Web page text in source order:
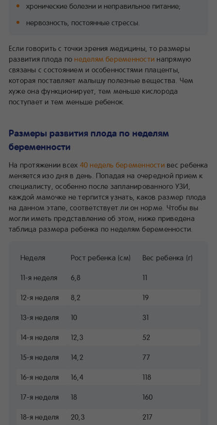
хронические болезни и неправильное питание;
нервозность, постоянные стрессы.
Если говорить с точки зрения медицины, то размеры
развития плода по неделям беременности напрямую
связаны с состоянием и особенностями плаценты,
которая поставляет малышу полезные вещества. Чем
хуже она функционирует, тем меньше кислорода
поступает и тем меньше ребенок.
Размеры развития плода по неделям
беременности
На протяжении всех 40 недель беременностивес ребенка
меняется изо дня в день. Попадая на очередной прием к
специалисту, особенно после запланированного УЗИ,
каждой мамочке не терпится узнать, каков размер плода
на данном этапе, соответствует ли он норме. Чтобы вы
могли иметь представление об этом, ниже приведена
таблица размера ребенка по неделям беременности.
Неделя Рост ребенка (см) Вес ребенка (г)
11-я неделя 6,8 11
12-я неделя 8,2 19
13-я неделя 10 31
14-я неделя 12,3 52
15-я неделя 14,2 77
16-я неделя 16,4 118
17-я неделя 18 160
18-я неделя 20,3 217